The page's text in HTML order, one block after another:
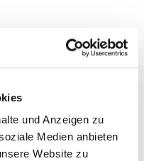
und Anzeigen zu
Medien anbieten
Website zu
und Reduktion von
(inklusive
dem jeweiligen
sowie